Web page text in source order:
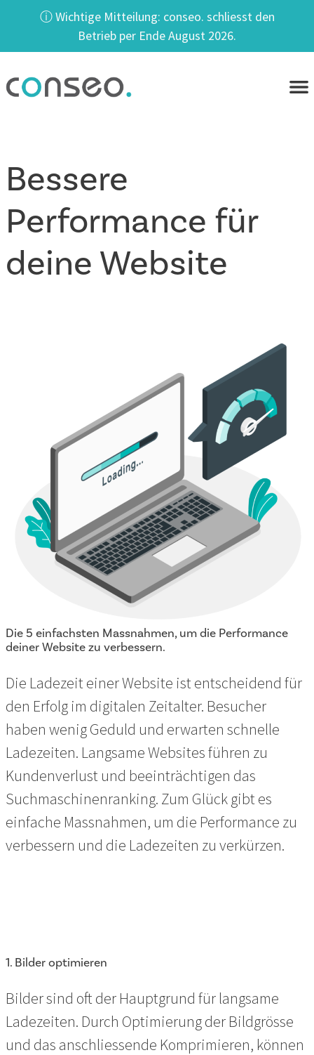
Bessere
Performance für
deine Website
Die 5 einfachsten Massnahmen, um die Performance
deiner Website zu verbessern.
Die Ladezeit einer Website ist entscheidend für
den Erfolg im digitalen Zeitalter. Besucher
haben wenig Geduld und erwarten schnelle
Ladezeiten. Langsame Websites führen zu
Kundenverlust und beeinträchtigen das
Suchmaschinenranking. Zum Glück gibt es
einfache Massnahmen, um die Performance zu
verbessern und die Ladezeiten zu verkürzen.
1. Bilder optimieren
Bilder sind oft der Hauptgrund für langsame
Ladezeiten. Durch Optimierung der Bildgrösse
und das anschliessende Komprimieren, können
ⓘ Wichtige Mitteilung: conseo. schliesst den
Betrieb per Ende August 2026.